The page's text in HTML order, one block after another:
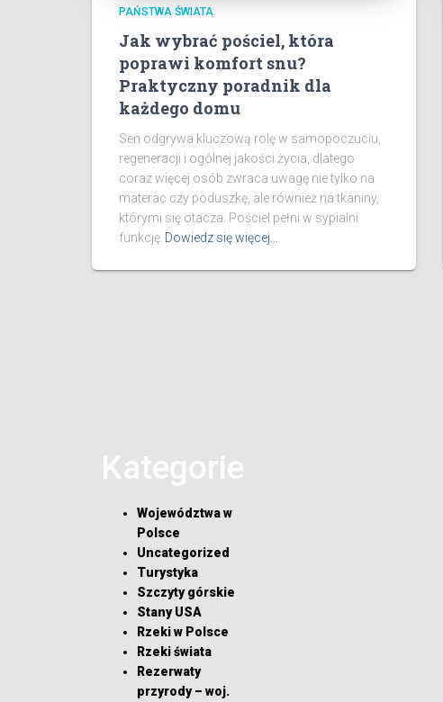
PAŃSTWA ŚWIATA
Jak wybrać pościel, która
poprawi komfort snu?
Praktyczny poradnik dla
każdego domu
Sen odgrywa kluczową rolę w samopoczuciu,
regeneracji i ogólnej jakości życia, dlatego
coraz więcej osób zwraca uwagę nie tylko na
materac czy poduszkę, ale również na tkaniny,
którymi się otacza. Pościel pełni w sypialni
funkcję Dowiedz się więcej…
Kategorie
Województwa w
Polsce
Uncategorized
Turystyka
Szczyty górskie
Stany USA
Rzeki w Polsce
Rzeki świata
Rezerwaty
przyrody – woj.